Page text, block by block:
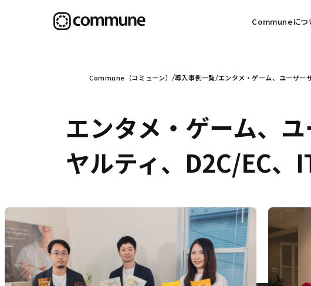
Communeにつ
可視化
・
信頼を醸成する信頼
・
・
Commune（コミューン） 導入事例一覧 エンタメ・ゲーム、ユーザー
エンタメ・ゲーム、
ヤルティ、D2C/EC、